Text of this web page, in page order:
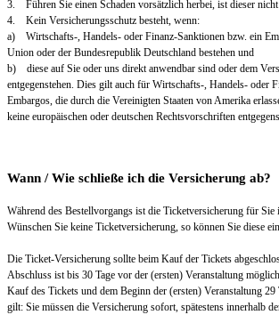
3. Führen Sie einen Schaden vorsätzlich herbei, ist dieser
4. Kein Versicherungsschutz besteht, wenn:
a) Wirtschafts-, Handels- oder Finanz-Sanktionen bzw. ein
Union oder der Bundesrepublik Deutschland bestehen und
b) diese auf Sie oder uns direkt anwendbar sind oder dem
entgegenstehen. Dies gilt auch für Wirtschafts-, Handels- oder
Embargos, die durch die Vereinigten Staaten von Amerika
keine europäischen oder deutschen Rechtsvorschriften
Wann / Wie schließe ich die Versicherung ab?
Während des Bestellvorgangs ist die Ticketversicherung für Sie
Wünschen Sie keine Ticketversicherung, so können Sie diese
Die Ticket-Versicherung sollte beim Kauf der Tickets
Abschluss ist bis 30 Tage vor der (ersten) Veranstaltung
Kauf des Tickets und dem Beginn der (ersten) Veranstaltung 29
gilt: Sie müssen die Versicherung sofort, spätestens innerhalb